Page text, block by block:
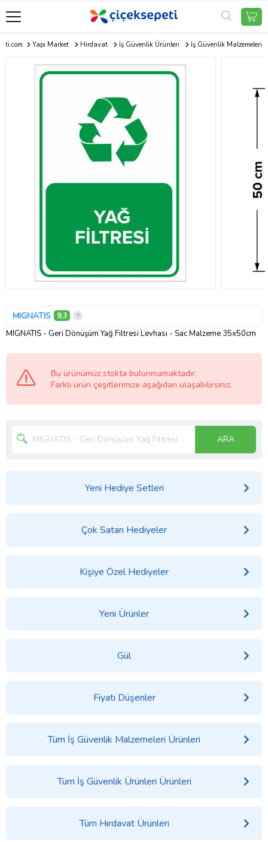
Yapı Market Hırdavat İş Güvenlik Ürünleri İş Güvenlik Malzemeleri
MIGNATIS 9,3
MIGNATIS - Geri Dönüşüm Yağ Filtresi Levhası - Sac Malzeme 35x50cm
Bu ürünümüz stokta bulunmamaktadır.
Farklı ürün çeşitlerimize aşağıdan ulaşabilirsiniz.
ARA
Yeni Hediye Setleri
Çok Satan Hediyeler
Kişiye Özel Hediyeler
Yeni Ürünler
Gül
Fiyatı Düşenler
Tüm İş Güvenlik Malzemeleri Ürünleri
Tüm İş Güvenlik Ürünleri Ürünleri
Tüm Hırdavat Ürünleri